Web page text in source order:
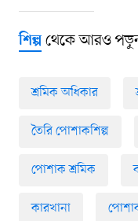
শিল্পথেকে আরও
শ্রমিক অধিকার
তৈরি পোশাকশিল্প
পোশাক শ্রমিক
কারখানা